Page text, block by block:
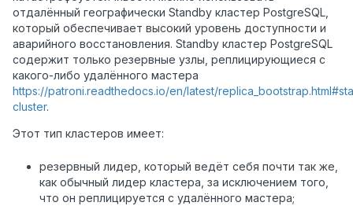
отдалённый географически Standby кластер PostgreSQL,
который обеспечивает высокий уровень доступности и
аварийного восстановления. Standby кластер PostgreSQL
содержит только резервные узлы, реплицирующиеся с
какого-либо удалённого мастера
https://patroni.readthedocs.io/en/latest/
cluster.
Этот тип кластеров имеет:
резервный лидер, который ведёт себя почти так же,
как обычный лидер кластера, за исключением того,
что он реплицируется с удалённого мастера;